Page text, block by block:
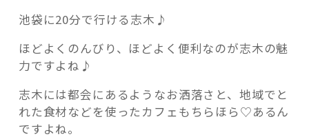
これからの暮らし 住み替え相談
記事検索
す
め
♪
マ
マ
友
同
池袋に20分で行ける志木♪
ほどよくのんびり、ほどよく便利なのが志木の魅
力ですよね♪
志木には都会にあるようなお洒落さと、地域でと
れた食材などを使ったカフェもちらほら♡あるん
ですよね。